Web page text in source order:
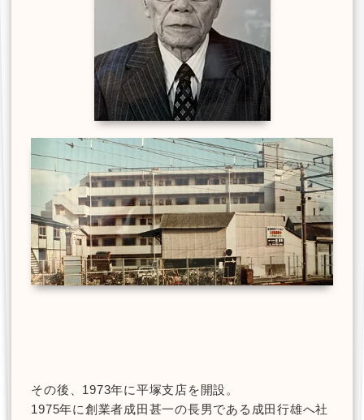
その後、1973年に平塚支店を開設。
1975年に創業者成田甚一の長男である成田行雄へ社